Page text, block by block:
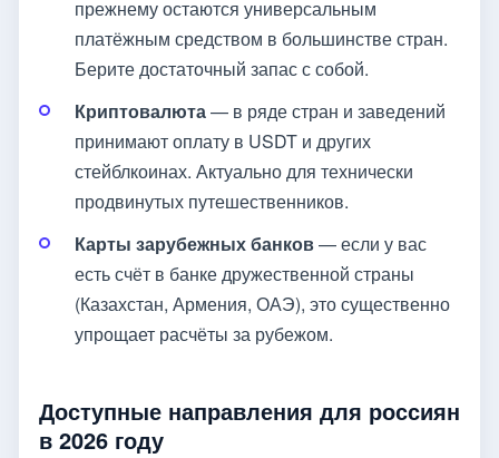
прежнему остаются универсальным
платёжным средством в большинстве стран.
Берите достаточный запас с собой.
Криптовалюта— в ряде стран и заведений
принимают оплату в USDT и других
стейблкоинах. Актуально для технически
продвинутых путешественников.
Карты зарубежных банков— если у вас
есть счёт в банке дружественной страны
(Казахстан, Армения, ОАЭ), это существенно
упрощает расчёты за рубежом.
Доступные направления для россиян
в 2026 году